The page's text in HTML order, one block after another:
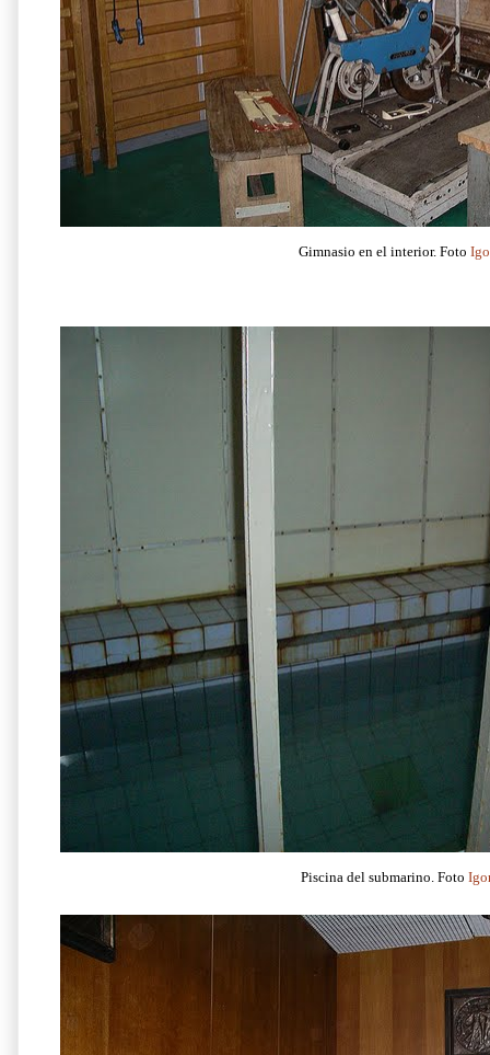
Gimnasio en el interior. Foto
Piscina del submarino. Foto